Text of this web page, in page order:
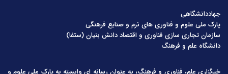
جهاددانشگاهی
پارک ملی علوم و فناوری های نرم و صنایع فرهنگی
سازمان تجاری سازی فناوری و اقتصاد دانش بنیان (ستفا)
دانشگاه علم و فرهنگ
خبرگزاری علم، فناوری و فرهنگ، به عنوان رسانه ای وابسته به پارک ملی علوم و